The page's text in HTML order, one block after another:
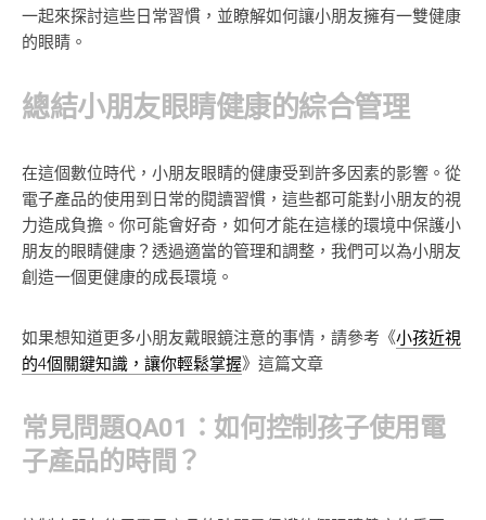
一起來探討這些日常習慣，並瞭解如何讓小朋友擁有一雙健康
的眼睛。
總結小朋友眼睛健康的綜合管理
在這個數位時代，小朋友眼睛的健康受到許多因素的影響。從
電子產品的使用到日常的閱讀習慣，這些都可能對小朋友的視
力造成負擔。你可能會好奇，如何才能在這樣的環境中保護小
朋友的眼睛健康？透過適當的管理和調整，我們可以為小朋友
創造一個更健康的成長環境。
如果想知道更多小朋友戴眼鏡注意的事情，請參考《小孩近視
的4個關鍵知識，讓你輕鬆掌握》這篇文章
常見問題QA01：如何控制孩子使用電
子產品的時間？